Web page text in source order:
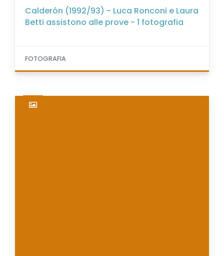
Calderón (1992/93) - Luca Ronconi e Laura
Betti assistono alle prove - 1 fotografia
FOTOGRAFIA